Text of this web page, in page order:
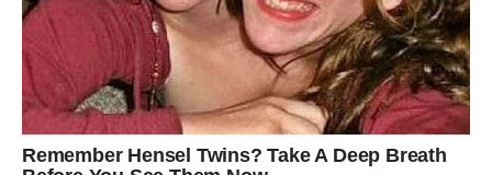
ovog puta to neće biti loša vest.
Shvatićete da su pojedini ljudi morali da odu kako bi u vaš
život ušli oni pravi. Neke prilike su morale da propadnu
da biste dobili mnogo bolje, a pojedine suze morale su da
budu isplakane kako biste konačno mogli da se iskreno